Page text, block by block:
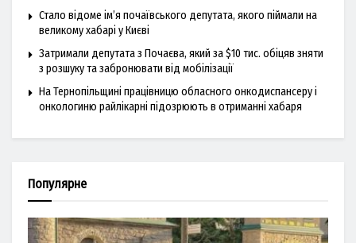
Стало відоме ім’я почаївського депутата, якого піймали на
великому хабарі у Києві
Затримали депутата з Почаєва, який за $10 тис. обіцяв зняти
з розшуку та забронювати від мобілізації
На Тернопільщині працівницю обласного онкодиспансеру і
онкологиню райлікарні підозрюють в отриманні хабаря
Популярне